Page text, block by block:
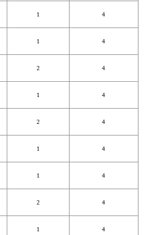
1 4
1 4
2 4
1 4
2 4
1 4
1 4
2 4
1 4